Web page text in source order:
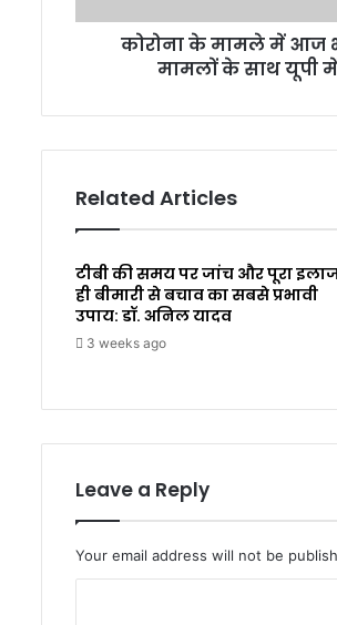
कोरोना के मामले में आज
मामलों के साथ यूपी
Related Articles
टीबी की समय पर जांच और पूरा
ही बीमारी से बचाव का सबसे प्रभावी
उपाय: डॉ. अनिल यादव
3 weeks ago
Leave a Reply
Your email address will not be